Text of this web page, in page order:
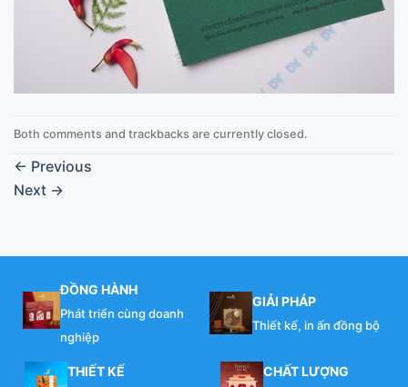
Both comments and trackbacks are currently closed.
← Previous
Next →
ĐỒNG HÀNH
Phát triển cùng doanh
nghiệp
GIẢI PHÁP
Thiết kế, in ấn đồng bộ
THIẾT KẾ CHẤT LƯỢNG